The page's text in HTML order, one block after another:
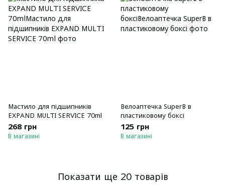
Мастило для підшипників
EXPAND MULTI SERVICE 70ml
268 грн
В магазині
Велоаптечка SuperB в
пластиковому боксі
125 грн
В магазині
Показати ще 20 товарів